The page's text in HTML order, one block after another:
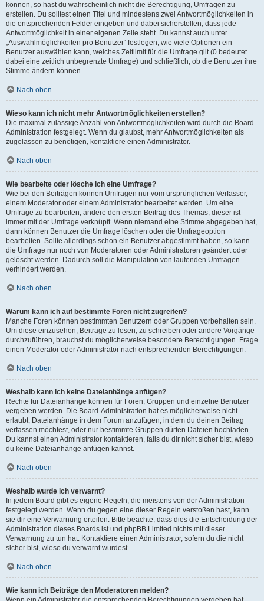
können, so hast du wahrscheinlich nicht die Berechtigung, Umfragen zu
erstellen. Du solltest einen Titel und mindestens zwei Antwortmöglichkeiten in
die entsprechenden Felder eingeben und dabei sicherstellen, dass jede
Antwortmöglichkeit in einer eigenen Zeile steht. Du kannst auch unter
„Auswahlmöglichkeiten pro Benutzer“ festlegen, wie viele Optionen ein
Benutzer auswählen kann, welches Zeitlimit für die Umfrage gilt (0 bedeutet
dabei eine zeitlich unbegrenzte Umfrage) und schließlich, ob die Benutzer ihre
Stimme ändern können.
Nach oben
Wieso kann ich nicht mehr Antwortmöglichkeiten erstellen?
Die maximal zulässige Anzahl von Antwortmöglichkeiten wird durch die Board-
Administration festgelegt. Wenn du glaubst, mehr Antwortmöglichkeiten als
zugelassen zu benötigen, kontaktiere einen Administrator.
Nach oben
Wie bearbeite oder lösche ich eine Umfrage?
Wie bei den Beiträgen können Umfragen nur vom ursprünglichen Verfasser,
einem Moderator oder einem Administrator bearbeitet werden. Um eine
Umfrage zu bearbeiten, ändere den ersten Beitrag des Themas; dieser ist
immer mit der Umfrage verknüpft. Wenn niemand eine Stimme abgegeben hat,
dann können Benutzer die Umfrage löschen oder die Umfrageoption
bearbeiten. Sollte allerdings schon ein Benutzer abgestimmt haben, so kann
die Umfrage nur noch von Moderatoren oder Administratoren geändert oder
gelöscht werden. Dadurch soll die Manipulation von laufenden Umfragen
verhindert werden.
Nach oben
Warum kann ich auf bestimmte Foren nicht zugreifen?
Manche Foren können bestimmten Benutzern oder Gruppen vorbehalten sein.
Um diese einzusehen, Beiträge zu lesen, zu schreiben oder andere Vorgänge
durchzuführen, brauchst du möglicherweise besondere Berechtigungen. Frage
einen Moderator oder Administrator nach entsprechenden Berechtigungen.
Nach oben
Weshalb kann ich keine Dateianhänge anfügen?
Rechte für Dateianhänge können für Foren, Gruppen und einzelne Benutzer
vergeben werden. Die Board-Administration hat es möglicherweise nicht
erlaubt, Dateianhänge in dem Forum anzufügen, in dem du deinen Beitrag
verfassen möchtest, oder nur bestimmte Gruppen dürfen Dateien hochladen.
Du kannst einen Administrator kontaktieren, falls du dir nicht sicher bist, wieso
du keine Dateianhänge anfügen kannst.
Nach oben
Weshalb wurde ich verwarnt?
In jedem Board gibt es eigene Regeln, die meistens von der Administration
festgelegt werden. Wenn du gegen eine dieser Regeln verstoßen hast, kann
sie dir eine Verwarnung erteilen. Bitte beachte, dass dies die Entscheidung der
Administration dieses Boards ist und phpBB Limited nichts mit dieser
Verwarnung zu tun hat. Kontaktiere einen Administrator, sofern du die nicht
sicher bist, wieso du verwarnt wurdest.
Nach oben
Wie kann ich Beiträge den Moderatoren melden?